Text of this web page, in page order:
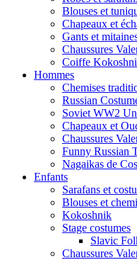
Blouses et
Chapeaux et
Gants et
Chaussures
Coiffe
Hommes
Chemises
Russian
Soviet WW2
Chapeaux et
Chaussures
Funny Russian
Nagaikas de
Enfants
Sarafans et
Blouses et
Kokoshnik
Stage costumes
Slavic
Chaussures